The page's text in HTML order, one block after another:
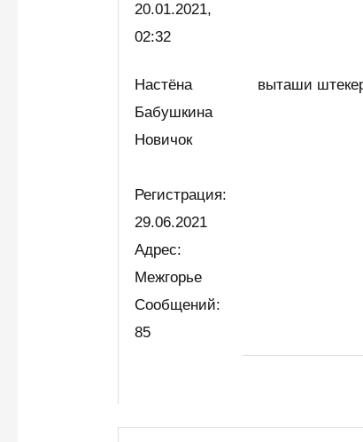
20.01.2021,
02:32
Настёна
Бабушкина
Новичок
Регистрация:
29.06.2021
Адрес:
Межгорье
Сообщений:
85
выташи